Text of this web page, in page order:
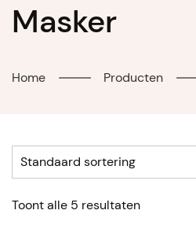
Masker
Home Producten
Toont alle 5 resultaten